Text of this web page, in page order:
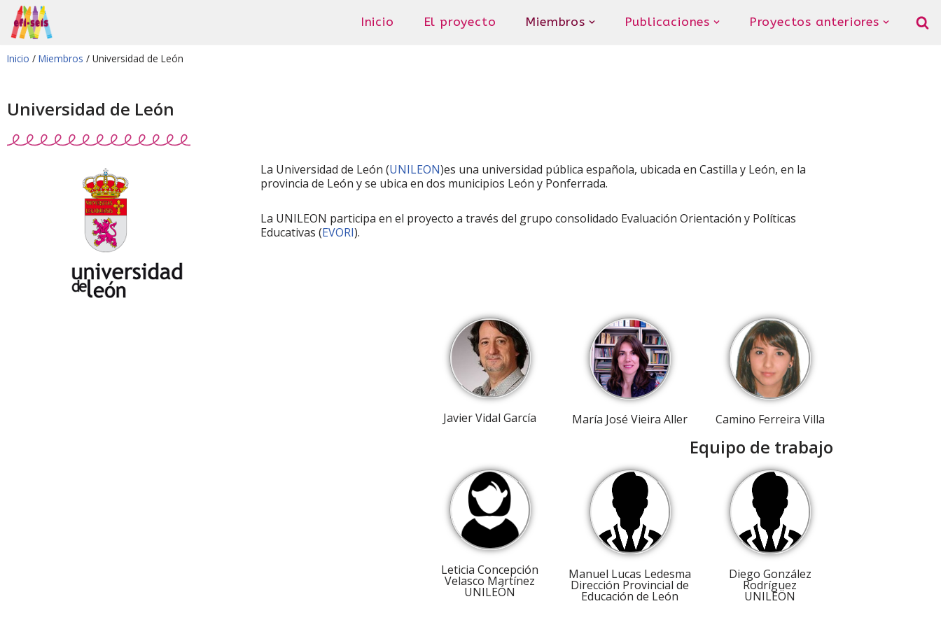
Saltar
contenido
Inicio El proyecto Miembros Publicaciones Proyectos anteriores
Inicio / Miembros / Universidad de León
Universidad de León
La Universidad de León (UNILEON)es una universidad pública española, ubicada en Castilla y León, en la
provincia de León y se ubica en dos municipios León y Ponferrada.
La UNILEON participa en el proyecto a través del grupo consolidado Evaluación Orientación y Políticas
Educativas (EVORI).
Javier Vidal García María José Vieira Aller Camino Ferreira Villa
Equipo de trabajo
Leticia Concepción
Velasco Martínez
UNILEÓN
Manuel Lucas Ledesma
Dirección Provincial de
Educación de León
Diego González
Rodríguez
UNILEÖN